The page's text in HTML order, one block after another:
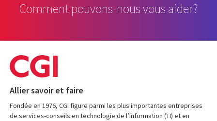
Comment pouvons-nous vous aider?
Allier savoir et faire
Fondée en 1976, CGI figure parmi les plus importantes entreprises
de services-conseils en technologie de l’information (TI) et en